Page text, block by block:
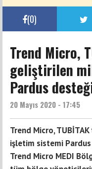
(0)
Trend Micro,
geliştirilen
Pardus
20 Mayıs 2020 - 17:45
Trend Micro,
işletim sistemi Pardus
Trend Micro MEDI